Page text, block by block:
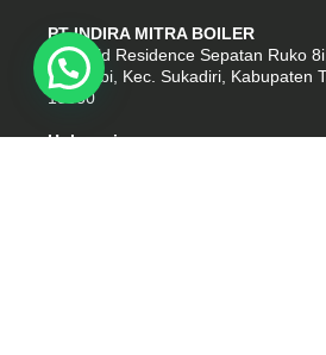
PT INDIRA MITRA BOILER
Emerald Residence Sepatan Ruko
Kosambi, Kec. Sukadiri, Kabupaten
15530
Hubungi